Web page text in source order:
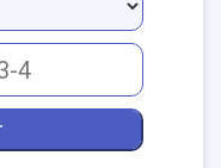
EN